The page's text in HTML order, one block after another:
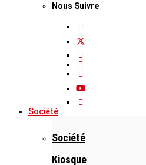
Nous Suivre
Société
Société
Kiosque